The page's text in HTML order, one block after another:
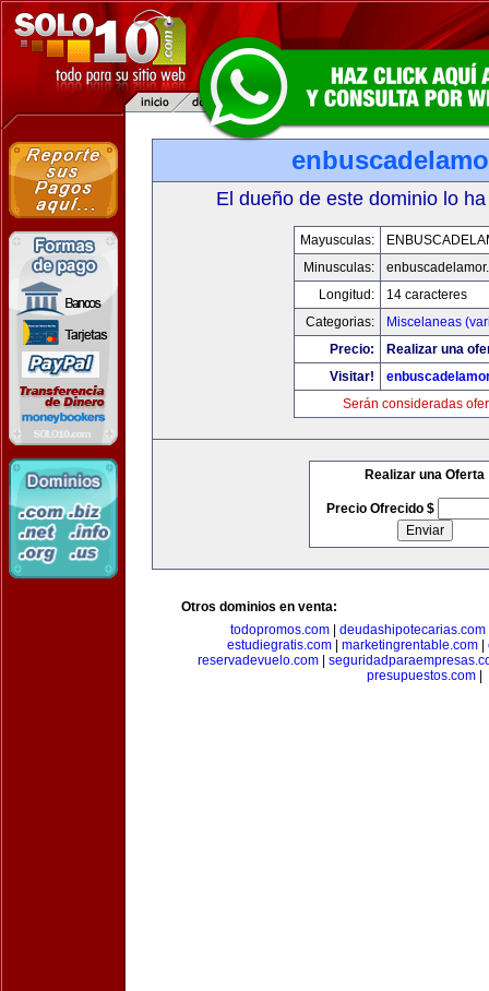
El dueño de este dominio lo
Mayusculas:
Minusculas:
Longitud:
14 caracteres
Categorias:
Miscelaneas
Precio:
Realizar una
Visitar!
Serán consideradas
Realizar una Oferta
Precio Ofrecido $
Otros dominios en venta:
todopromos.com
deudashipotecarias.com
estudiegratis.com
marketingrentable.com
reservadevuelo.com
presupuestos.com